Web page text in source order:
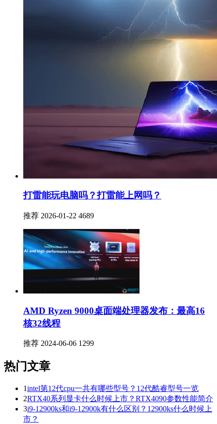
打雷能玩电脑吗？打雷能上网吗？
推荐 2026-01-22 4689
AMD Ryzen 9000桌面端处理器发布：最高16
核32线程
推荐 2024-06-06 1299
热门文章
1intel第12代cpu一共有哪些型号？12代酷睿型号一览
2RTX40系列显卡什么时候上市？RTX4090参数性能简介
3i9-12900ks和i9-12900k有什么区别？12900ks什么时候上
市？